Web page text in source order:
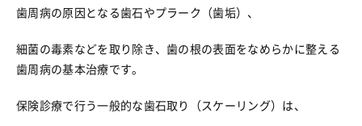
歯周病の原因となる歯石やプラーク（歯垢）、
細菌の毒素などを取り除き、歯の根の表面をなめらかに整える
歯周病の基本治療です。
保険診療で行う一般的な歯石取り（スケーリング）は、